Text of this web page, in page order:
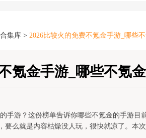
集库 > 2026比较火的免费不氪金手游_哪些
氪金手游_哪些不氪
手游？这份榜单告诉你哪些不氪金的手游目
要么就是内容枯燥没人玩，很快就凉了。本